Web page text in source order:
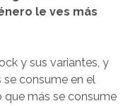
le ves más
y sus variantes, y
consume en el
que más se consume